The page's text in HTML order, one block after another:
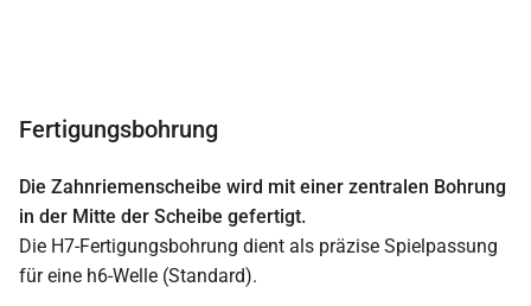
Fertigungsbohrung
Die Zahnriemenscheibe wird mit einer zentralen Bohrung
in der Mitte der Scheibe gefertigt.
Die H7-Fertigungsbohrung dient als präzise Spielpassung
für eine h6-Welle (Standard).